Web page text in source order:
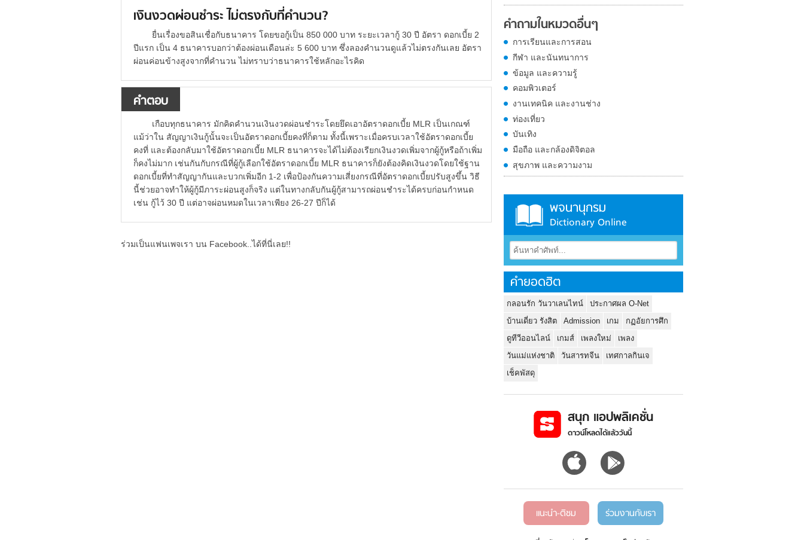
เงินงวดผ่อนชำระ ไม่ตรงกับที่คำนวน?
ยื่นเรื่องขอสินเชื่อกับธนาคาร โดยขอกู้เป็น 850 000 บาท ระยะเวลากู้ 30 ปี อัตรา ดอกเบี้ย 2
ปีแรก เป็น 4 ธนาคารบอกว่าต้องผ่อนเดือนล่ะ 5 600 บาท ซึ่งลองคำนวนดูแล้วไม่ตรงกันเลย อัตรา
ผ่อนค่อนข้างสูงจากที่คำนวน ไม่ทราบว่าธนาคารใช้หลักอะไรคิด
คำตอบ
เกือบทุกธนาคาร มักคิดคำนวนเงินงวดผ่อนชำระโดยยึดเอาอัตราดอกเบี้ย MLR เป็นเกณฑ์
แม้ว่าใน สัญญาเงินกู้นั้นจะเป็นอัตราดอกเบี้ยคงที่ก็ตาม ทั้งนี้เพราะเมื่อครบเวลาใช้อัตราดอกเบี้ย
คงที่ และต้องกลับมาใช้อัตราดอกเบี้ย MLR ธนาคารจะได้ไม่ต้องเรียกเงินงวดเพิ่มจากผู้กู้หรือถ้าเพิ่ม
ก็คงไม่มาก เช่นกันกับกรณีที่ผู้กู้เลือกใช้อัตราดอกเบี้ย MLR ธนาคารก็ยังต้องคิดเงินงวดโดยใช้ฐาน
ดอกเบี้ยที่ทำสัญญากันและบวกเพิ่มอีก 1-2 เพื่อป้องกันความเสี่ยงกรณีที่อัตราดอกเบี้ยปรับสูงขึ้น วิธี
นี้ช่วยอาจทำให้ผู้กู้มีภาระผ่อนสูงก็จริง แต่ในทางกลับกันผู้กู้สามารถผ่อนชำระได้ครบก่อนกำหนด
เช่น กู้ไว้ 30 ปี แต่อาจผ่อนหมดในเวลาเพียง 26-27 ปีก็ได้
ร่วมเป็นแฟนเพจเรา บน Facebook..ได้ที่นี่เลย!!
คำถามในหมวดอื่นๆ
การเรียนและการสอน
กีฬา และนันทนาการ
ข้อมูล และความรู้
คอมพิวเตอร์
งานเทคนิค และงานช่าง
ท่องเที่ยว
บันเทิง
มือถือ และกล้องดิจิตอล
สุขภาพ และความงาม
พจนานุกรม
Dictionary Online
คำยอดฮิต
กลอนรัก วันวาเลนไทน์
ประกาศผล O-Net
บ้านเดี่ยว รังสิต
Admission เกม
กฏอัยการศึก
ดูทีวีออนไลน์
เกมส์ เพลงใหม่
เพลง
วันแม่แห่งชาติ
วันสารทจีน
เทศกาลกินเจ
เช็คพัสดุ
สนุก แอปพลิเคชั่น
ดาวน์โหลดได้แล้ววันนี้
แนะนำ-ติชม ร่วมงานกับเรา